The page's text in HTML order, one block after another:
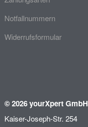
Notfallnummern
Widerrufsformular
© 2026 yourXpert GmbH
Kaiser-Joseph-Str. 254